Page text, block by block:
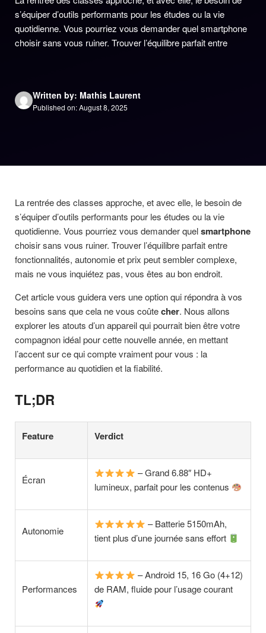
s’équiper d’outils performants pour les études ou la vie
quotidienne. Vous pourriez vous demander quel smartphone
choisir sans vous ruiner. Trouver l’équilibre parfait entre
Written by: Mathis Laurent
Published on: August 8, 2025
La rentrée des classes approche, et avec elle, le besoin de
s’équiper d’outils performants pour les études ou la vie
quotidienne. Vous pourriez vous demander quelsmartphone
choisir sans vous ruiner. Trouver l’équilibre parfait entre
fonctionnalités, autonomie et prix peut sembler complexe,
mais ne vous inquiétez pas, vous êtes au bon endroit.
Cet article vous guidera vers une option qui répondra à vos
besoins sans que cela ne vous coûtecher. Nous allons
explorer les atouts d’un appareil qui pourrait bien être votre
compagnon idéal pour cette nouvelle année, en mettant
l’accent sur ce qui compte vraiment pour vous : la
performance au quotidien et la fiabilité.
TL;DR
Feature Verdict
Écran
– Grand 6.88″ HD+
lumineux, parfait pour les contenus
Autonomie
– Batterie 5150mAh,
tient plus d’une journée sans effort
Performances
– Android 15, 16 Go (4+12)
de RAM, fluide pour l’usage courant